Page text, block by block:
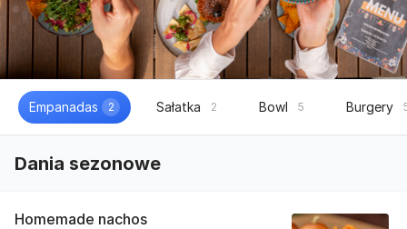
Empanadas 2 Sałatka 2 Bowl 5 Burgery
Dania sezonowe
Homemade nachos